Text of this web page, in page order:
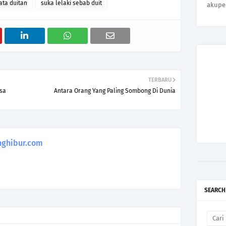
duitan suka lelaki sebab duit
TERBARU
Antara Orang Yang Paling Sombong Di Dunia